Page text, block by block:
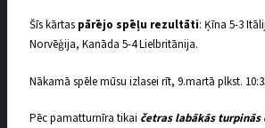
Šīs kārtas pārējo spēļu rezultāti: Ķīna 5-3
Norvēģija, Kanāda 5-4 Lielbritānija.
Nākamā spēle mūsu izlasei rīt, 9.martā plkst.
Pēc pamatturnīra tikai četras labākās turpinās